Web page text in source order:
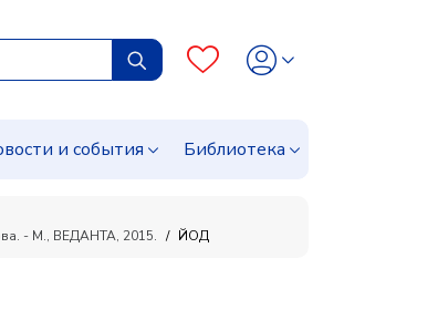
и события Библиотека
- М., ВЕДАНТА, 2015.
ЙОД